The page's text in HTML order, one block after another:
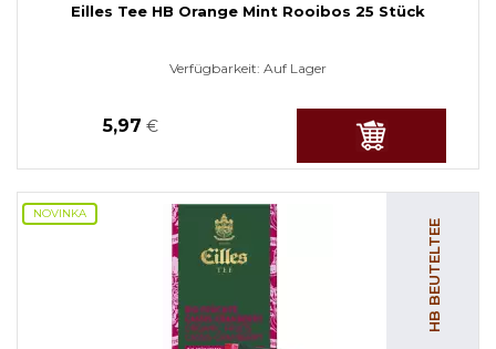
Eilles Tee HB Orange Mint Rooibos 25 Stück
Verfügbarkeit: Auf Lager
5,97 €
NOVINKA
HB BEUTELTEE